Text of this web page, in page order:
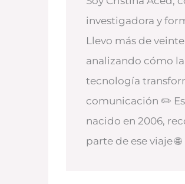
investigadora y
Llevo más de
analizando cómo la
tecnología
comunicación ✏️
nacido en 2006,
parte de ese viaje 🌐